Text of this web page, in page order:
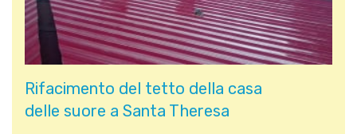
Rifacimento del tetto della casa
delle suore a Santa Theresa